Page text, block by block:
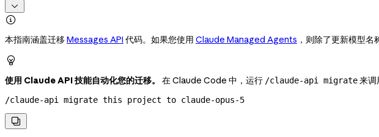


本指南涵盖迁移 Messages API 代码。如果您使用 Claude Managed Agents ，则除了更新模型名

使用 Claude API 技能自动化您的迁移。 在 Claude Code 中，运行 /claude-api migrate来调
/claude-api migrate this project to claude-opus-5
